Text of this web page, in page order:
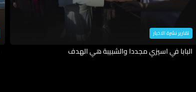
تقارير نشرة الاخبار
البابا في اسيزي مجددا والشبيبة هي الهدف